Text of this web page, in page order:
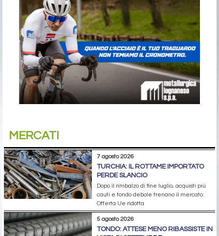
MERCATI
7 agosto 2026
TURCHIA: IL ROTTAME IMPORTATO
PERDE SLANCIO
Dopo il rimbalzo di fine luglio, acquisti più
cauti e tondo debole frenano il mercato.
Offerta Ue ridotta
5 agosto 2026
TONDO: ATTESE MENO RIBASSISTE IN